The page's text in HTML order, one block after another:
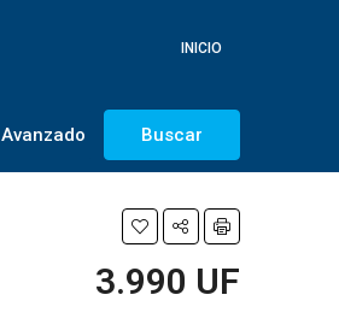
INICIO
Avanzado Buscar
3.990 UF